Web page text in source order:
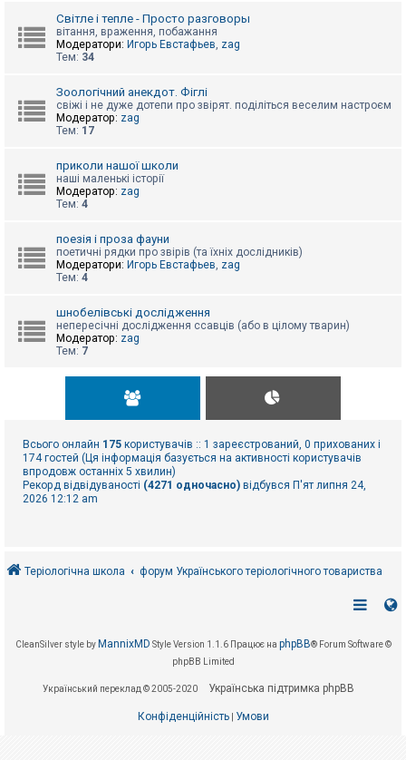
Світле і тепле - Просто разговоры
вітання, враження, побажання
Модератори: Игорь Евстафьев, zag
Тем: 34
Зоологічний анекдот. Фіглі
свіжі і не дуже дотепи про звірят. поділіться веселим настроєм
Модератор: zag
Тем: 17
приколи нашої школи
наші маленькі історії
Модератор: zag
Тем: 4
поезія і проза фауни
поетичні рядки про звірів (та їхніх дослідників)
Модератори: Игорь Евстафьев, zag
Тем: 4
шнобелівські дослідження
непересічні дослідження ссавців (або в цілому тварин)
Модератор: zag
Тем: 7
Всього онлайн 175 користувачів :: 1 зареєстрований, 0 прихованих і
174 гостей (Ця інформація базується на активності користувачів
впродовж останніх 5 хвилин)
Рекорд відвідуваності (4271 одночасно) відбувся П'ят липня 24,
2026 12:12 am
Теріологічна школа форум Українського теріологічного товариства
CleanSilver style by MannixMD Style Version 1.1.6 Працює на phpBB® Forum Software ©
phpBB Limited
Український переклад © 2005-2020 Українська підтримка phpBB
Конфіденційність| Умови